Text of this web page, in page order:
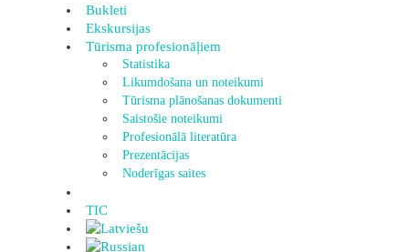
Bukleti
Ekskursijas
Tūrisma profesionāļiem
Statistika
Likumdošana un noteikumi
Tūrisma plānošanas dokumenti
Saistošie noteikumi
Profesionālā literatūra
Prezentācijas
Noderīgas saites
TIC